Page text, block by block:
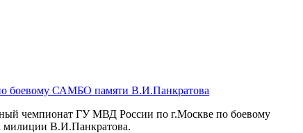
боевому САМБО памяти В.И.Панкратова
чемпионат ГУ МВД России по г.Москве по боевому
милиции В.И.Панкратова.